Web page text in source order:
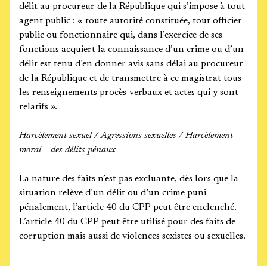
délit au procureur de la République qui s’impose à tout
agent public : « toute autorité constituée, tout officier
public ou fonctionnaire qui, dans l’exercice de ses
fonctions acquiert la connaissance d’un crime ou d’un
délit est tenu d’en donner avis sans délai au procureur
de la République et de transmettre à ce magistrat tous
les renseignements procès-verbaux et actes qui y sont
relatifs ».
Harcèlement sexuel / Agressions sexuelles / Harcèlement
moral = des délits pénaux
La nature des faits n’est pas excluante, dès lors que la
situation relève d’un délit ou d’un crime puni
pénalement, l’article 40 du CPP peut être enclenché.
L’article 40 du CPP peut être utilisé pour des faits de
corruption mais aussi de violences sexistes ou sexuelles.